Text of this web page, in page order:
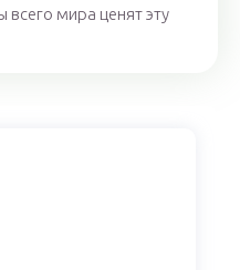
мира ценят эту